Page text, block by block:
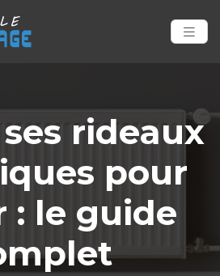
rideaux
pour
: le guide